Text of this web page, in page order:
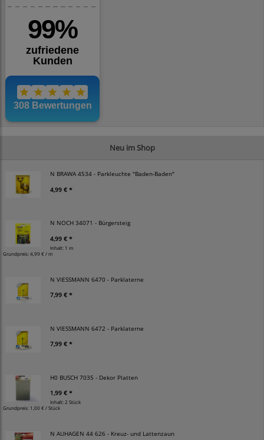
Neu im Shop
N BRAWA 4534 - Parkleuchte "Baden-Baden"
4,99 € *
N NOCH 34071 - Bürgersteig
4,99 € *
Inhalt: 1 m
Grundpreis:4,99 € / m
N VIESSMANN 6470 - Parklaterne
7,99 € *
N VIESSMANN 6472 - Parklaterne
7,99 € *
H0 BUSCH 7035 - Dekor Platten
1,99 € *
Inhalt: 2 Stück
Grundpreis: 1,00 € / Stück
N AUHAGEN 44 626 - Kreuz- und Lattenzaun